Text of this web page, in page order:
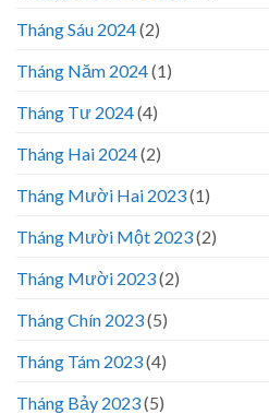
Tháng Sáu 2024(2)
Tháng Năm 2024(1)
Tháng Tư 2024(4)
Tháng Hai 2024(2)
Tháng Mười Hai 2023(1)
Tháng Mười Một 2023(2)
Tháng Mười 2023(2)
Tháng Chín 2023(5)
Tháng Tám 2023(4)
Tháng Bảy 2023(5)